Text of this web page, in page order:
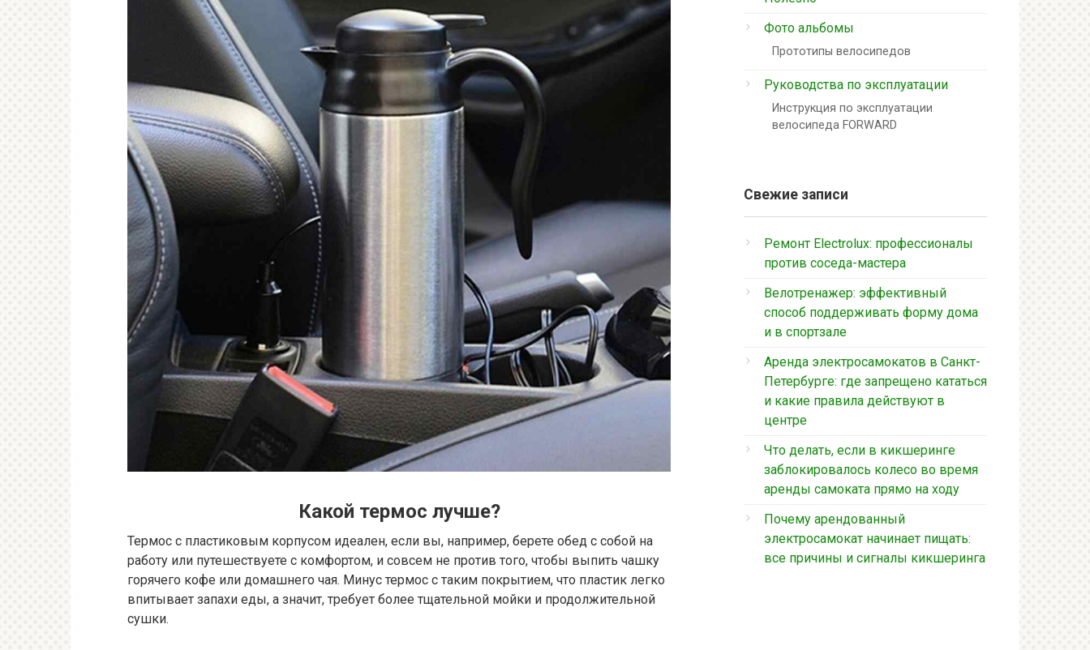
Какой термос лучше?
Термос с пластиковым корпусом идеален, если вы, например, берете обед с собой на
работу или путешествуете с комфортом, и совсем не против того, чтобы выпить чашку
горячего кофе или домашнего чая. Минус термос с таким покрытием, что пластик легко
впитывает запахи еды, а значит, требует более тщательной мойки и продолжительной
сушки.
Фото альбомы
Прототипы велосипедов
Руководства по эксплуатации
Инструкция по эксплуатации
велосипеда FORWARD
Свежие записи
Ремонт Electrolux: профессионалы
против соседа-мастера
Велотренажер: эффективный
способ поддерживать форму дома
и в спортзале
Аренда электросамокатов в Санкт-
Петербурге: где запрещено кататься
и какие правила действуют в
центре
Что делать, если в кикшеринге
заблокировалось колесо во время
аренды самоката прямо на ходу
Почему арендованный
электросамокат начинает пищать:
все причины и сигналы кикшеринга